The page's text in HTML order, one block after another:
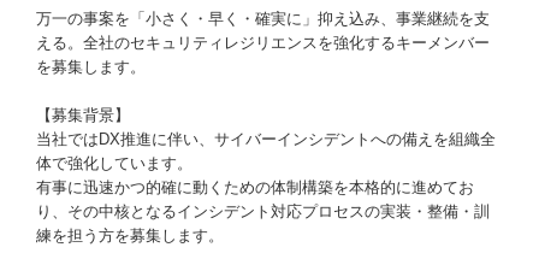
万一の事案を「小さく・早く・確実に」抑え込み、事業継続を支
える。全社のセキュリティレジリエンスを強化するキーメンバー
を募集します。
【募集背景】
当社ではDX推進に伴い、サイバーインシデントへの備えを組織全
体で強化しています。
有事に迅速かつ的確に動くための体制構築を本格的に進めてお
り、その中核となるインシデント対応プロセスの実装・整備・訓
練を担う方を募集します。